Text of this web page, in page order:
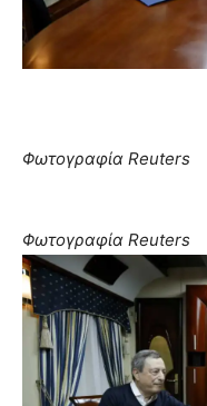
Φωτογραφία Reuters
Φωτογραφία Reuters